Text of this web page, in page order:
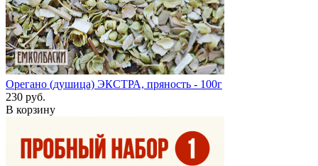
Орегано (душица) ЭКСТРА, пряность - 100г
230 руб.
В корзину